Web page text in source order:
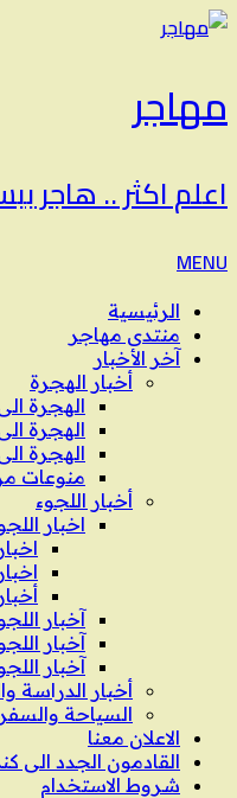
مهاجر
اعلم اكثر .. هاجر
MENU
الرئيسية
منتدى مهاجر
آخر الأخبار
أخبار الهجرة
الهجرة
الهجرة
الهجرة
منوعات
أخبار اللجوء
اخبار
آخبار
آخبار
آخبار
أخبار الدراسة
السياحة والسفر
الاعلان معنا
القادمون الجدد الى
شروط الاستخدام